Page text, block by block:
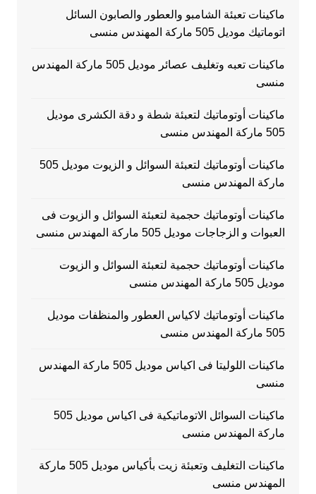
ماكينات تعبئة الشامبو والعطور والصابون السائل
اتوماتيك موديل 505 ماركة المهندس منسى
ماكينات تعبه وتغليف عصائر موديل 505 ماركة المهندس
منسى
ماكينات أوتوماتيك لتعبئة شطة و دقة الكشرى موديل
505 ماركة المهندس منسى
ماكينات أوتوماتيك لتعبئة السوائل و الزيوت موديل 505
ماركة المهندس منسى
ماكينات أوتوماتيك حجمية لتعبئة السوائل و الزيوت فى
العبوات و الزجاجات موديل 505 ماركة المهندس منسى
ماكينات أوتوماتيك حجمية لتعبئة السوائل و الزيوت
موديل 505 ماركة المهندس منسى
ماكينات أوتوماتيك لاكياس العطور والمنظفات موديل
505 ماركة المهندس منسى
ماكينات اللوليتا فى اكياس موديل 505 ماركة المهندس
منسى
ماكينات السوائل الاتوماتيكية فى اكياس موديل 505
ماركة المهندس منسى
ماكينات التغليف وتعبئة زيت بأكياس موديل 505 ماركة
المهندس منسى